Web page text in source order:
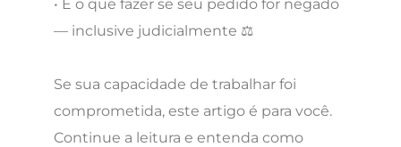
• E o que fazer se seu pedido for negado
— inclusive judicialmente ⚖️
Se sua capacidade de trabalhar foi
comprometida, este artigo é para você.
Continue a leitura e entenda como